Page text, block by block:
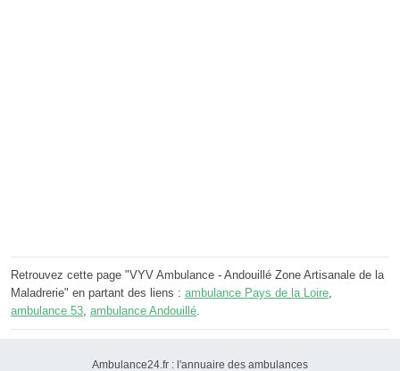
Retrouvez cette page "VYV Ambulance - Andouillé Zone Artisanale de la
Maladrerie" en partant des liens : ambulance Pays de la Loire,
ambulance 53, ambulance Andouillé.
Ambulance24.fr : l'annuaire des ambulances